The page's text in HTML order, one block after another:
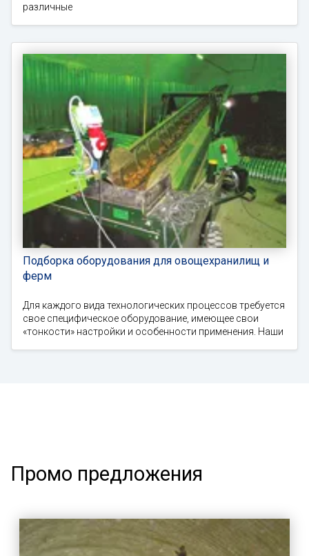
различные
Подборка оборудования для овощехранилищ и
ферм
Для каждого вида технологических процессов требуется
свое специфическое оборудование, имеющее свои
«тонкости» настройки и особенности применения. Наши
Промо предложения